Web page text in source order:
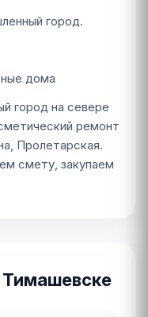
город.
дома
город на севере
ремонт
Пролетарская.
смету, закупаем